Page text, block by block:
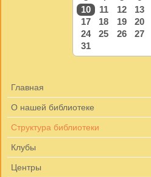
10
11 12 13
17
18 19 20
24
25 26 27
31
Главная
О нашей библиотеке
Структура библиотеки
Клубы
Центры